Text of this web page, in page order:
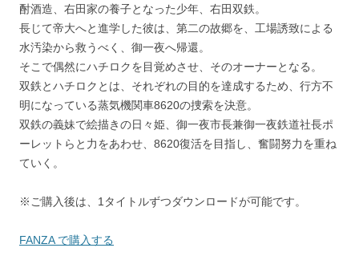
酎酒造、右田家の養子となった少年、右田双鉄。
長じて帝大へと進学した彼は、第二の故郷を、工場誘致による
水汚染から救うべく、御一夜へ帰還。
そこで偶然にハチロクを目覚めさせ、そのオーナーとなる。
双鉄とハチロクとは、それぞれの目的を達成するため、行方不
明になっている蒸気機関車8620の捜索を決意。
双鉄の義妹で絵描きの日々姫、御一夜市長兼御一夜鉄道社長ポ
ーレットらと力をあわせ、8620復活を目指し、奮闘努力を重ね
ていく。
※ご購入後は、1タイトルずつダウンロードが可能です。
FANZA で購入する